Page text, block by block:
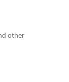
other